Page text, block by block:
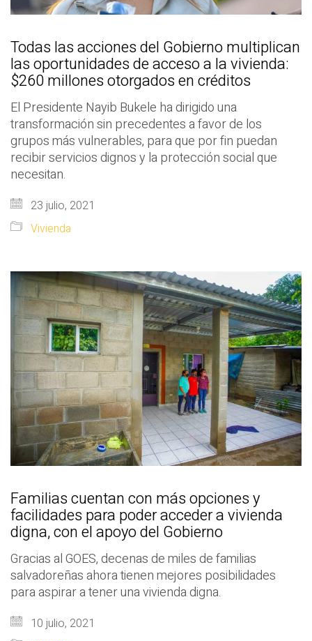
Todas las acciones del Gobierno multiplican
las oportunidades de acceso a la vivienda:
$260 millones otorgados en créditos
El Presidente Nayib Bukele ha dirigido una
transformación sin precedentes a favor de los
grupos más vulnerables, para que por fin puedan
recibir servicios dignos y la protección social que
necesitan.
23 julio, 2021
Vivienda
Familias cuentan con más opciones y
facilidades para poder acceder a vivienda
digna, con el apoyo del Gobierno
Gracias al GOES, decenas de miles de familias
salvadoreñas ahora tienen mejores posibilidades
para aspirar a tener una vivienda digna.
10 julio, 2021